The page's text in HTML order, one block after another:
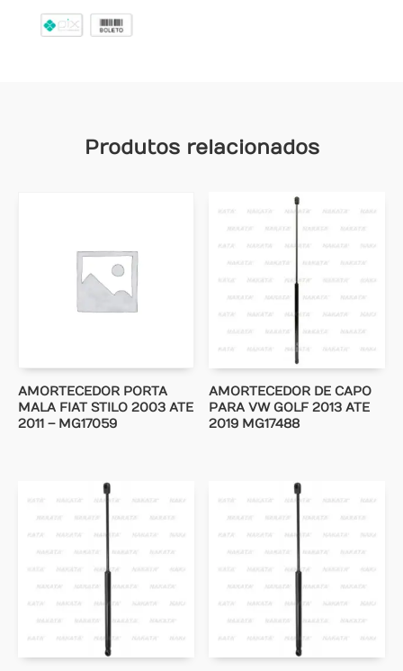
Produtos relacionados
AMORTECEDOR PORTA
MALA FIAT STILO 2003 ATE
2011 – MG17059
AMORTECEDOR DE CAPO
PARA VW GOLF 2013 ATE
2019 MG17488